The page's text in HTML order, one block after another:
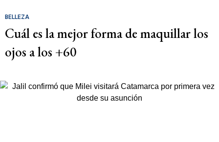
BELLEZA
Cuál es la mejor forma de maquillar los
ojos a los +60